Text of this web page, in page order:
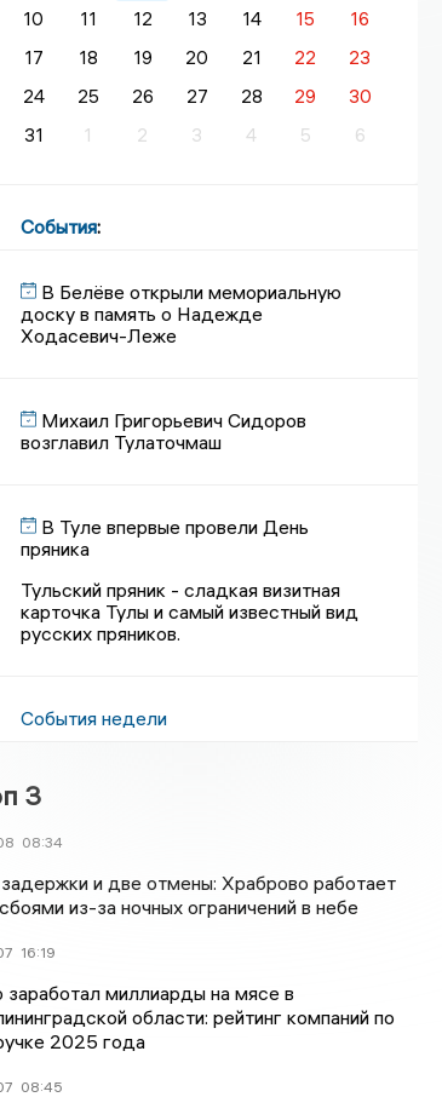
10
11 12 13 14 15
16
17
18 19 20 21 22
23
24
25 26 27 28 29
30
31
1 2 3 4 5 6
События:
В Белёве открыли мемориальную
доску в память о Надежде
Ходасевич-Леже
Михаил Григорьевич Сидоров
возглавил Тулаточмаш
В Туле впервые провели День
пряника
Тульский пряник - сладкая визитная
карточка Тулы и самый известный вид
русских пряников.
События недели
3
08:34
и две отмены: Храброво работает
из-за ночных ограничений в небе
16:19
заработал миллиарды на мясе в
области: рейтинг компаний по
2025 года
08:45